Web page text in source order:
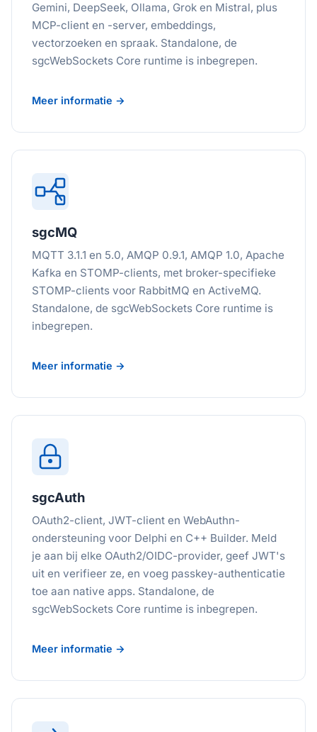
Gemini, DeepSeek, Ollama, Grok en Mistral, plus
MCP-client en -server, embeddings,
vectorzoeken en spraak. Standalone, de
sgcWebSockets Core runtime is inbegrepen.
Meer informatie →
sgcMQ
MQTT 3.1.1 en 5.0, AMQP 0.9.1, AMQP 1.0, Apache
Kafka en STOMP-clients, met broker-specifieke
STOMP-clients voor RabbitMQ en ActiveMQ.
Standalone, de sgcWebSockets Core runtime is
inbegrepen.
Meer informatie →
sgcAuth
OAuth2-client, JWT-client en WebAuthn-
ondersteuning voor Delphi en C++ Builder. Meld
je aan bij elke OAuth2/OIDC-provider, geef JWT's
uit en verifieer ze, en voeg passkey-authenticatie
toe aan native apps. Standalone, de
sgcWebSockets Core runtime is inbegrepen.
Meer informatie →